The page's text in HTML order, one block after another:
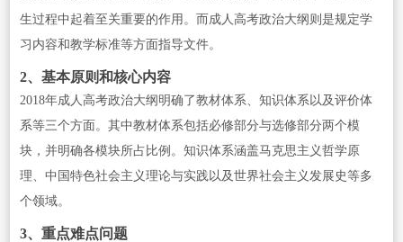
生过程中起着至关重要的作用。而成人高考政治大纲则是规定学
习内容和教学标准等方面指导文件。
2、基本原则和核心内容
2018年成人高考政治大纲明确了教材体系、知识体系以及评价体
系等三个方面。其中教材体系包括必修部分与选修部分两个模
块，并明确各模块所占比例。知识体系涵盖马克思主义哲学原
理、中国特色社会主义理论与实践以及世界社会主义发展史等多
个领域。
3、重点难点问题